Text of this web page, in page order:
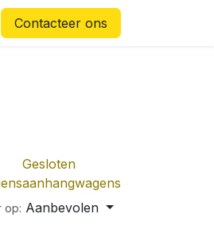
Contacteer ons
Gesloten
aanhangwagens
op: Aanbevolen